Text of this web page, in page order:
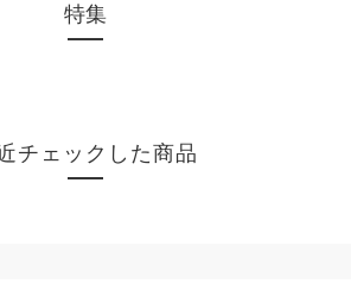
特集
チェックした商品